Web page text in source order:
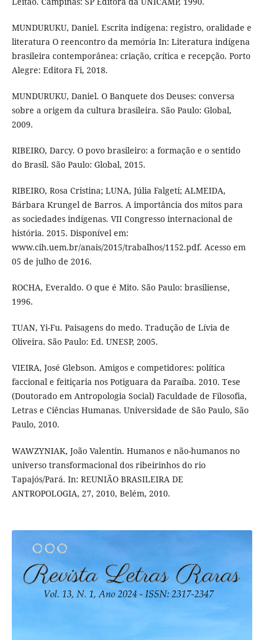
MUNDURUKU, Daniel. Escrita indígena: registro, oralidade e
literatura O reencontro da memória In: Literatura indígena
brasileira contemporânea: criação, crítica e recepção. Porto
Alegre: Editora Fi, 2018.
MUNDURUKU, Daniel. O Banquete dos Deuses: conversa
sobre a origem da cultura brasileira. São Paulo: Global,
2009.
RIBEIRO, Darcy. O povo brasileiro: a formação e o sentido
do Brasil. São Paulo: Global, 2015.
RIBEIRO, Rosa Cristina; LUNA, Júlia Falgeti; ALMEIDA,
Bárbara Krungel de Barros. A importância dos mitos para
as sociedades indígenas. VII Congresso internacional de
história. 2015. Disponível em:
www.cih.uem.br/anais/2015/trabalhos/1152.pdf. Acesso em
05 de julho de 2016.
ROCHA, Everaldo. O que é Mito. São Paulo: brasiliense,
1996.
TUAN, Yi-Fu. Paisagens do medo. Tradução de Lívia de
Oliveira. São Paulo: Ed. UNESP, 2005.
VIEIRA, José Glebson. Amigos e competidores: política
faccional e feitiçaria nos Potiguara da Paraíba. 2010. Tese
(Doutorado em Antropologia Social) Faculdade de Filosofia,
Letras e Ciências Humanas. Universidade de São Paulo, São
Paulo, 2010.
WAWZYNIAK, João Valentin. Humanos e não-humanos no
universo transformacional dos ribeirinhos do rio
Tapajós/Pará. In: REUNIÃO BRASILEIRA DE
ANTROPOLOGIA, 27, 2010, Belém, 2010.